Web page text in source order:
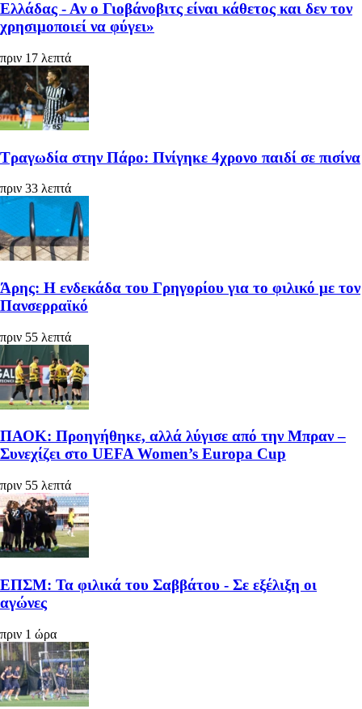
Ελλάδας - Αν ο Γιοβάνοβιτς είναι κάθετος και δεν τον
χρησιμοποιεί να φύγει»
πριν 17 λεπτά
Τραγωδία στην Πάρο: Πνίγηκε 4χρονο παιδί σε πισίνα
πριν 33 λεπτά
Άρης: Η ενδεκάδα του Γρηγορίου για το φιλικό με τον
Πανσερραϊκό
πριν 55 λεπτά
ΠΑΟΚ: Προηγήθηκε, αλλά λύγισε από την Μπραν –
Συνεχίζει στο UEFA Women’s Europa Cup
πριν 55 λεπτά
ΕΠΣΜ: Τα φιλικά του Σαββάτου - Σε εξέλιξη οι
αγώνες
πριν 1 ώρα